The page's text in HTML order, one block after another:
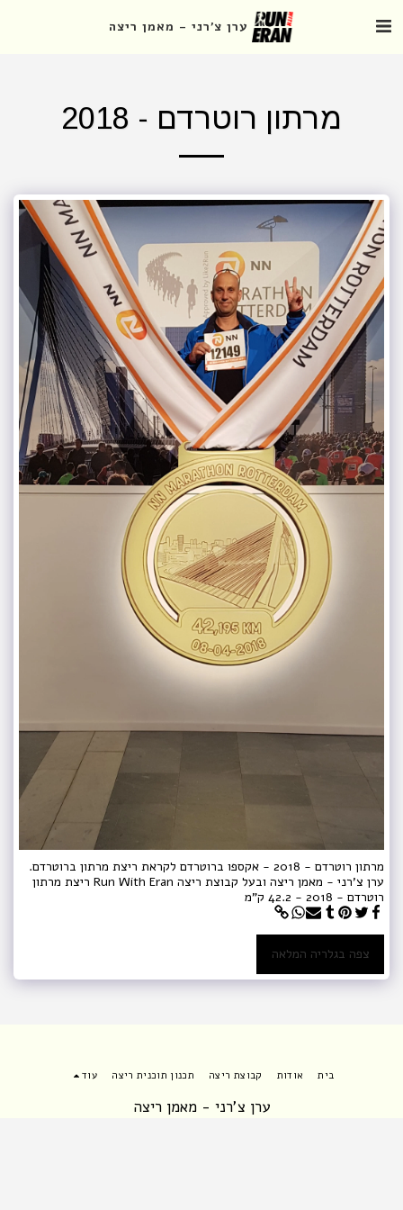
ערן צ'רני - מאמן ריצה
מרתון רוטרדם - 2018
מרתון רוטרדם - 2018 - אקספו ברוטרדם לקראת ריצת מרתון ברוטרדם.
ערן צ'רני - מאמן ריצה ובעל קבוצת ריצה Run With Eran ריצת מרתון
רוטרדם - 2018 - 42.2 ק"מ
צפה בגלריה המלאה
ערן צ'רני - מאמן ריצה
בית אודות קבוצת ריצה תכנון תוכנית ריצה עוד